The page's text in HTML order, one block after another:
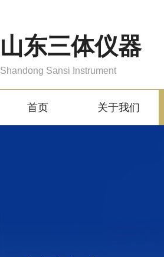
山东三体仪器
Shandong Sansi Instrument
首页 关于我们